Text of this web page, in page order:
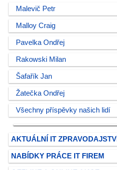
Malevič Petr
Malloy Craig
Pavelka Ondřej
Rakowski Milan
Šafařík Jan
Žatečka Ondřej
Všechny příspěvky našich lidí
AKTUÁLNÍ IT ZPRAVODAJSTVÍ
NABÍDKY PRÁCE IT FIREM